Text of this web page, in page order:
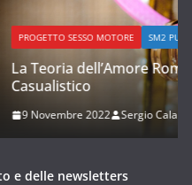
INTEGRALE
e dell’Amore
e delle newsletters